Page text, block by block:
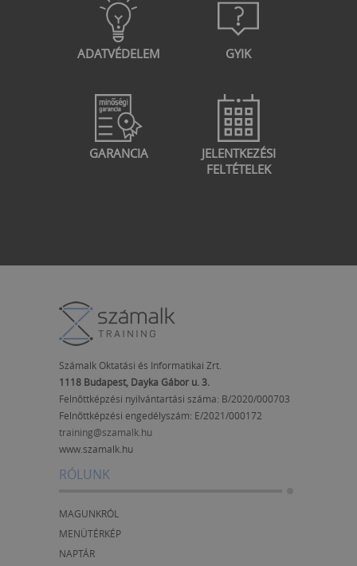
ADATVÉDELEM GYIK
GARANCIA
JELENTKEZÉSI
FELTÉTELEK
Számalk Oktatási és Informatikai Zrt.
1118 Budapest, Dayka Gábor u. 3.
Felnőttképzési nyilvántartási száma: B/2020/000703
Felnőttképzési engedélyszám: E/2021/000172
training@szamalk.hu
www.szamalk.hu
RÓLUNK
MAGUNKRÓL
MENÜTÉRKÉP
NAPTÁR